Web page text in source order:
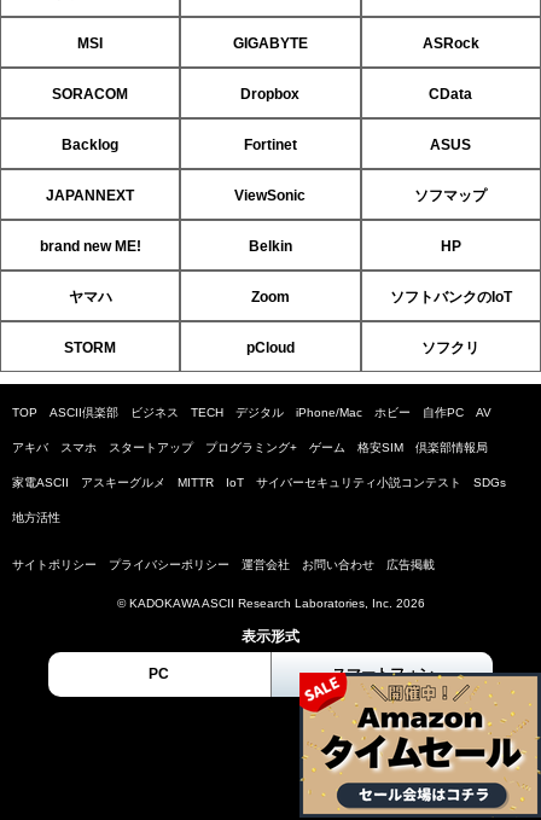
MSI GIGABYTE ASRock
SORACOM Dropbox CData
Backlog Fortinet ASUS
JAPANNEXT ViewSonic ソフマップ
brand new ME! Belkin HP
ヤマハ Zoom ソフトバンクのIoT
STORM pCloud ソフクリ
TOP ASCII倶楽部 ビジネス TECH デジタル iPhone/Mac ホビー 自作PC AV
アキバ スマホ スタートアップ プログラミング+ ゲーム 格安SIM 倶楽部情報局
家電ASCII アスキーグルメ MITTR IoT サイバーセキュリティ小説コンテスト SDGs
地方活性
サイトポリシー プライバシーポリシー 運営会社 お問い合わせ 広告掲載
© KADOKAWA ASCII Research Laboratories, Inc. 2026
表示形式
PC スマートフォン